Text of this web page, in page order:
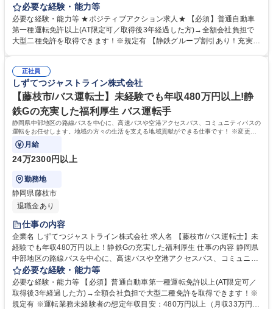
ュニティバスの運転をお任せします。地域の方々の生活を支える地域貢献
ができる仕事です！ ※変更の範囲：当社業務全般 ＜入社後の流れ＞■大型
二種免許の取得(約1ヵ月)／全額会社負担※規定あり ■安全研修センターで
の研修(約2～3ヵ月)：座学・実技 ■営業所での研修(約1ヵ月)・デビュー ＜
すい環境が整っています。現在は50名以上の女性運転士が活躍していま
す！ 募集職種 PA【御前崎市/バス運転士/女性歓迎】未経験でも年収480万
円以上！土日連休あり
必要な経験・能力等
必要な経験・能力等 ★ポジティブアクション求人★ 【必須】普通自動車
第一種運転免許以上(AT限定可／取得後3年経過した方)→全額会社負担で
大型二種免許を取得できます！※規定有 【静鉄グループ割引あり！充実の
スが利用できる「家族乗車証」など、当社独自の福利厚生も充実。さらに
入社祝い金として10万円支給！ 学歴・資格 学歴：大学院 大学 高専 短大
専修学校 高校 語学力： 資格：第一種運転免許普通自動車
正社員
しずてつジャストライン株式会社
【藤枝市/バス運転士】未経験でも年収480万円以上!静
鉄Gの充実した福利厚生 バス運転手
静岡県中部地区の路線バスを中心に、高速バスや空港アクセスバス、コミュニティバスの
運転をお任せします。地域の方々の生活を支える地域貢献ができる仕事です！ ※変更の
範囲：当社業務全般
月給
24万2300円以上
勤務地
静岡県藤枝市
退職金あり
仕事の内容
企業名 しずてつジャストライン株式会社 求人名 【藤枝市/バス運転士】未
経験でも年収480万円以上！静鉄Gの充実した福利厚生 仕事の内容 静岡県
中部地区の路線バスを中心に、高速バスや空港アクセスバス、コミュニテ
ィバスの運転をお任せします。地域の方々の生活を支える地域貢献ができ
る仕事です！ ※変更の範囲：当社業務全般 ＜入社後の流れ＞■大型二種免
許の取得(約1ヵ月)／全額会社負担※規定あり ■安全研修センターでの研修
(約2～3ヵ月)：座学・実技 ■営業所での研修(約1ヵ月)・デビュー 募集職種
必要な経験・能力等
必要な経験・能力等 【必須】普通自動車第一種運転免許以上(AT限定可／
取得後3年経過した方)→全額会社負担で大型二種免許を取得できます！※
規定有 ※運転業務未経験者の想定年収目安：480万円以上（月収33万円